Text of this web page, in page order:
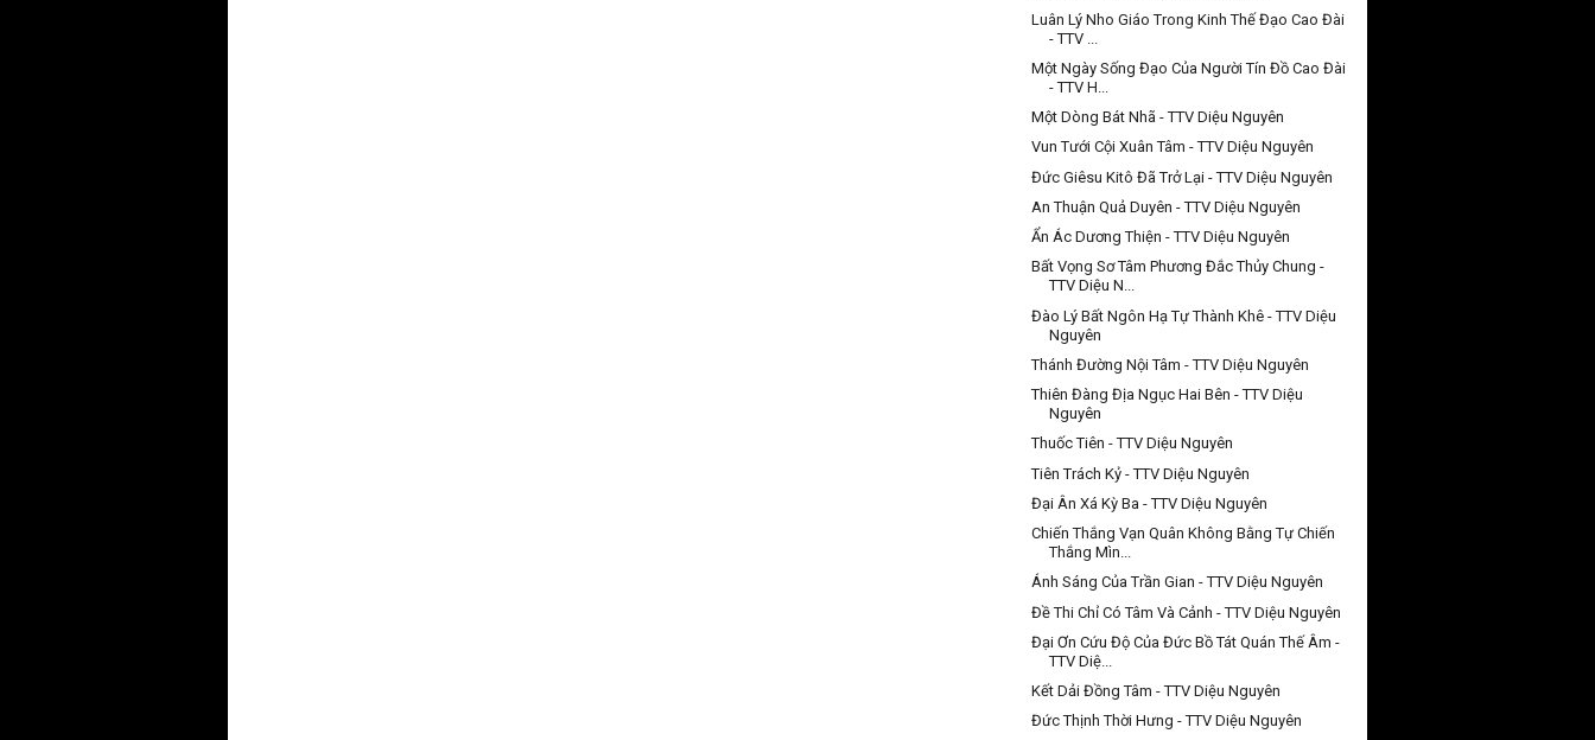
Luân Lý Nho Giáo Trong Kinh Thế Đạo Cao Đài
- TTV ...
Một Ngày Sống Đạo Của Người Tín Đồ Cao Đài
- TTV H...
Một Dòng Bát Nhã - TTV Diệu Nguyên
Vun Tưới Cội Xuân Tâm - TTV Diệu Nguyên
Đức Giêsu Kitô Đã Trở Lại - TTV Diệu Nguyên
An Thuận Quả Duyên - TTV Diệu Nguyên
Ẩn Ác Dương Thiện - TTV Diệu Nguyên
Bất Vọng Sơ Tâm Phương Đắc Thủy Chung -
TTV Diệu N...
Đào Lý Bất Ngôn Hạ Tự Thành Khê - TTV Diệu
Nguyên
Thánh Đường Nội Tâm - TTV Diệu Nguyên
Thiên Đàng Địa Ngục Hai Bên - TTV Diệu
Nguyên
Thuốc Tiên - TTV Diệu Nguyên
Tiên Trách Kỷ - TTV Diệu Nguyên
Đại Ân Xá Kỳ Ba - TTV Diệu Nguyên
Chiến Thắng Vạn Quân Không Bằng Tự Chiến
Thắng Mìn...
Ánh Sáng Của Trần Gian - TTV Diệu Nguyên
Đề Thi Chỉ Có Tâm Và Cảnh - TTV Diệu Nguyên
Đại Ơn Cứu Độ Của Đức Bồ Tát Quán Thế Âm -
TTV Diệ...
Kết Dải Đồng Tâm - TTV Diệu Nguyên
Đức Thịnh Thời Hưng - TTV Diệu Nguyên